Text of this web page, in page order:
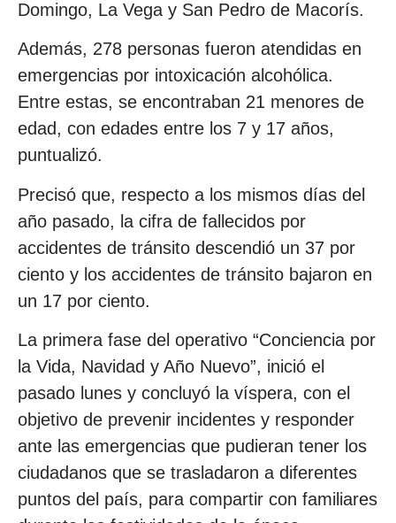
Domingo, La Vega y San Pedro de Macorís.
Además, 278 personas fueron atendidas en
emergencias por intoxicación alcohólica.
Entre estas, se encontraban 21 menores de
edad, con edades entre los 7 y 17 años,
puntualizó.
Precisó que, respecto a los mismos días del
año pasado, la cifra de fallecidos por
accidentes de tránsito descendió un 37 por
ciento y los accidentes de tránsito bajaron en
un 17 por ciento.
La primera fase del operativo “Conciencia por
la Vida, Navidad y Año Nuevo”, inició el
pasado lunes y concluyó la víspera, con el
objetivo de prevenir incidentes y responder
ante las emergencias que pudieran tener los
ciudadanos que se trasladaron a diferentes
puntos del país, para compartir con familiares